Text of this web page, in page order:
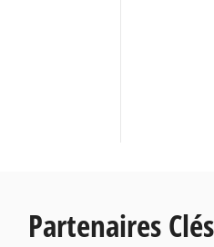
Partenaires Clés